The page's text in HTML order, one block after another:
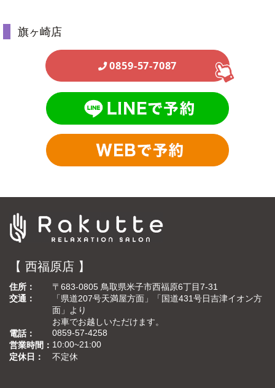
旗ヶ崎店
0859-57-7087
【 西福原店 】
住所
〒683-0805 鳥取県米子市西福原6丁目7-31
交通
「県道207号天満屋方面」「国道431号日吉津イオン方
面」より
お車でお越しいただけます。
電話
0859-57-4258
営業時間
10:00~21:00
定休日
不定休